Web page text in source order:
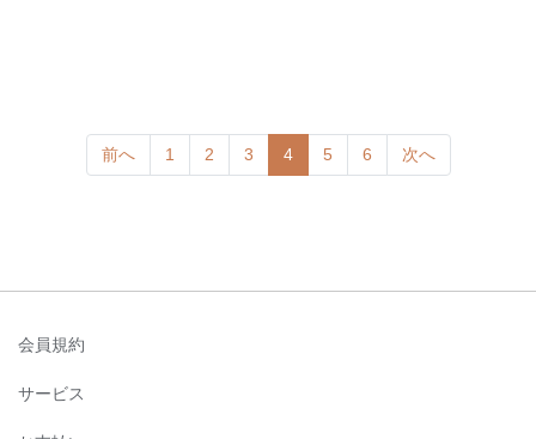
前へ 1 2 3 4(current)
5 6 次へ
会員規約
サービス